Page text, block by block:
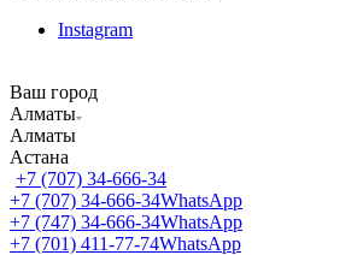
Instagram
Ваш город
Алматы
Алматы
Астана
+7 (707) 34-666-34
+7 (707) 34-666-34WhatsApp
+7 (747) 34-666-34WhatsApp
+7 (701) 411-77-74WhatsApp